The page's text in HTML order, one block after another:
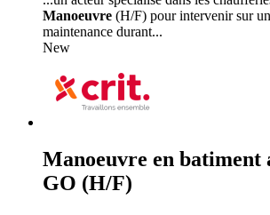
Manoeuvre (H/F) pour intervenir sur
maintenance durant...
New
Manoeuvre en batiment
GO (H/F)